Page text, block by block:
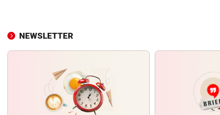
NEWSLETTER